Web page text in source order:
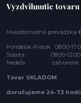
Vyzdvihnutie
Maloobchodná prevádzka
Pondelok-Piatok 08:00-
Sobota 08:00-12:00
Nedeľa zatvorené
Tovar SKLADOM
doručujeme 24-72